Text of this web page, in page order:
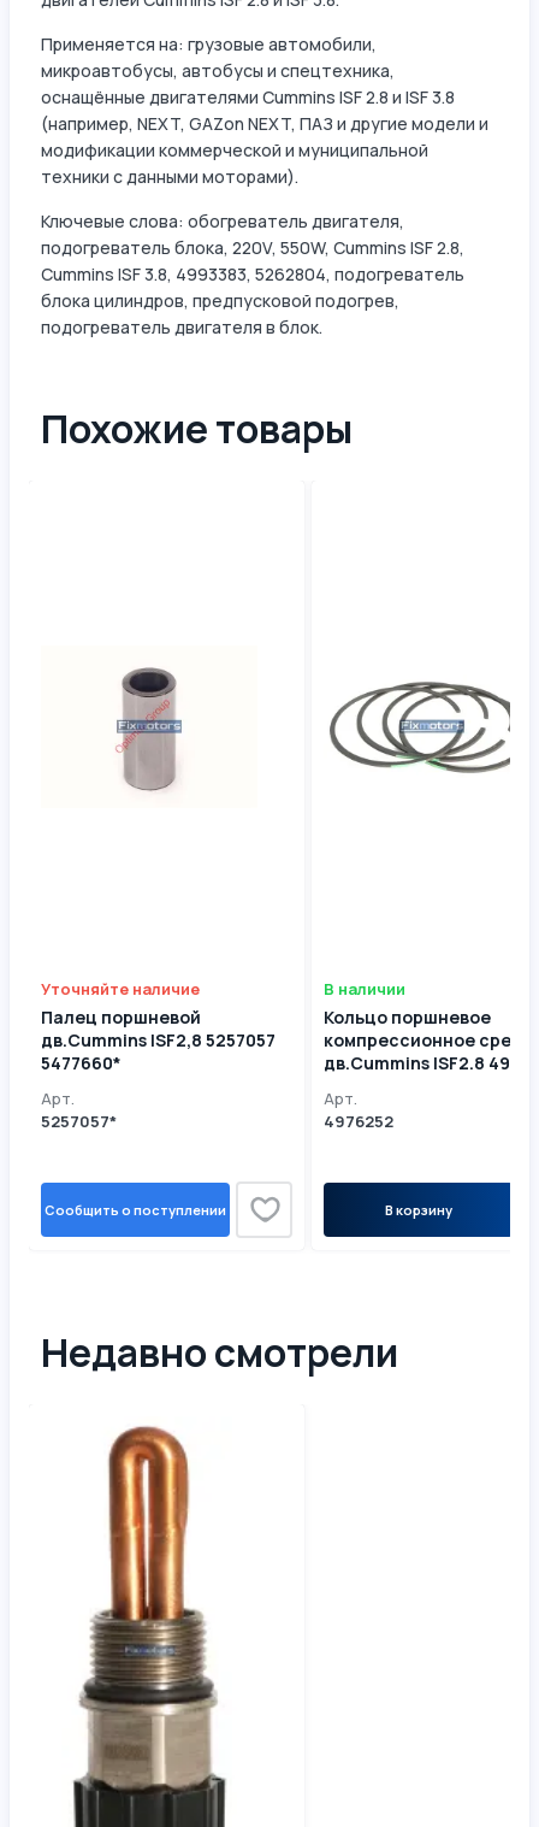
Применяется на: грузовые автомобили,
микроавтобусы, автобусы и спецтехника,
оснащённые двигателями Cummins ISF 2.8 и ISF 3.8
(например, NEXT, GAZon NEXT, ПАЗ и другие модели и
модификации коммерческой и муниципальной
техники с данными моторами).
Ключевые слова: обогреватель двигателя,
подогреватель блока, 220V, 550W, Cummins ISF 2.8,
Cummins ISF 3.8, 4993383, 5262804, подогреватель
блока цилиндров, предпусковой подогрев,
подогреватель двигателя в блок.
Похожие товары
Уточняйте наличие
Палец поршневой
дв.Cummins ISF2,8 5257057
5477660*
Арт.
5257057*
Сообщить о поступлении
В наличии
Кольцо поршневое
компрессионное
дв.Cummins ISF2.8
Арт.
4976252
В корзину
Недавно смотрели